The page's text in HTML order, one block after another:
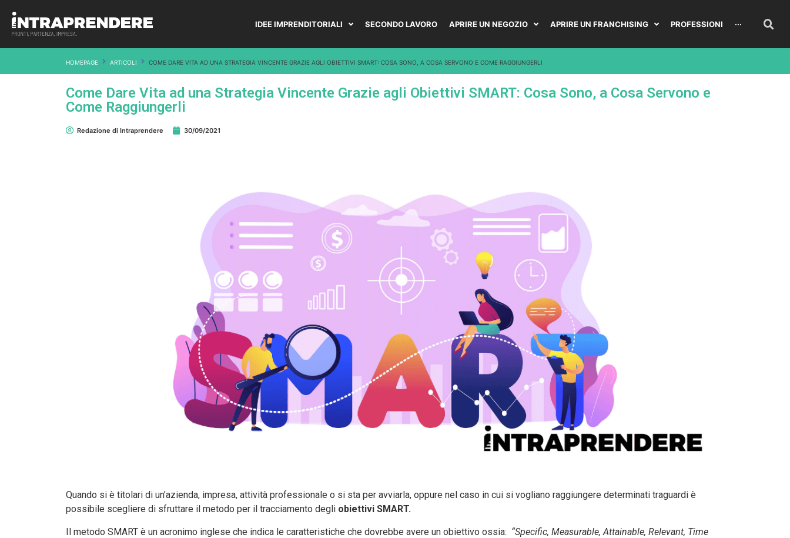
IDEE IMPRENDITORIALI SECONDO LAVORO APRIRE UN NEGOZIO APRIRE UN FRANCHISING PROFESSIONI ···
HOMEPAGE ARTICOLI COME DARE VITA AD UNA STRATEGIA VINCENTE GRAZIE AGLI OBIETTIVI SMART: COSA SONO, A COSA SERVONO E COME RAGGIUNGERLI
Come Dare Vita ad una Strategia Vincente Grazie agli Obiettivi SMART: Cosa Sono, a Cosa Servono e
Come Raggiungerli
Redazione di Intraprendere 30/09/2021
Quando si è titolari di un’azienda, impresa, attività professionale o si sta per avviarla, oppure nel caso in cui si vogliano raggiungere determinati traguardi è
possibile scegliere di sfruttare il metodo per il tracciamento degli obiettivi SMART.
Il metodo SMART è un acronimo inglese che indica le caratteristiche che dovrebbe avere un obiettivo ossia: “Specific, Measurable, Attainable, Relevant, Time